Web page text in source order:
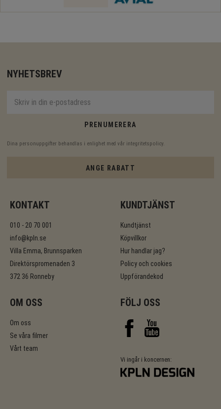
NYHETSBREV
PRENUMERERA
Dina personuppgifter behandlas i enlighet med vår integritetspolicy
ANGE RABATT
KONTAKT
010 - 20 70 001
info@kpln.se
Villa Emma, Brunnsparken
Direktörspromenaden 3
372 36 Ronneby
KUNDTJÄNST
Kundtjänst
Köpvillkor
Hur handlar jag?
Policy och cookies
Uppförandekod
OM OSS
Om oss
Se våra filmer
Vårt team
FÖLJ OSS
Vi ingår i koncernen: